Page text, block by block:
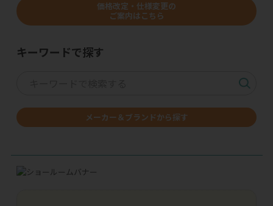
価格改定・仕様変更の
ご案内はこちら
キーワードで探す
メーカー＆ブランドから探す